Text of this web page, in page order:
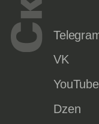
VK
YouTube
Dzen